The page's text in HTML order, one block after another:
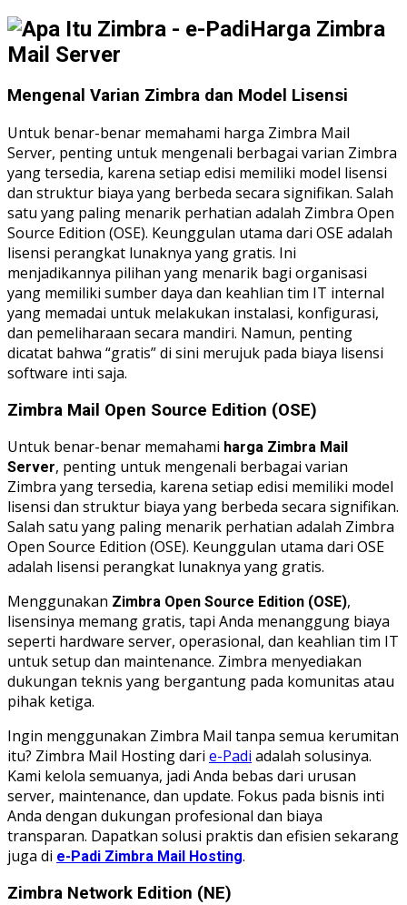
Harga Zimbra
Mail Server
Mengenal Varian Zimbra dan Model Lisensi
Untuk benar-benar memahami harga Zimbra Mail
Server, penting untuk mengenali berbagai varian Zimbra
yang tersedia, karena setiap edisi memiliki model lisensi
dan struktur biaya yang berbeda secara signifikan. Salah
satu yang paling menarik perhatian adalah Zimbra Open
Source Edition (OSE). Keunggulan utama dari OSE adalah
lisensi perangkat lunaknya yang gratis. Ini
menjadikannya pilihan yang menarik bagi organisasi
yang memiliki sumber daya dan keahlian tim IT internal
yang memadai untuk melakukan instalasi, konfigurasi,
dan pemeliharaan secara mandiri. Namun, penting
dicatat bahwa “gratis” di sini merujuk pada biaya lisensi
software inti saja.
Zimbra Mail Open Source Edition (OSE)
Untuk benar-benar memahami harga Zimbra Mail
Server, penting untuk mengenali berbagai varian
Zimbra yang tersedia, karena setiap edisi memiliki model
lisensi dan struktur biaya yang berbeda secara signifikan.
Salah satu yang paling menarik perhatian adalah Zimbra
Open Source Edition (OSE). Keunggulan utama dari OSE
adalah lisensi perangkat lunaknya yang gratis.
Menggunakan Zimbra Open Source Edition (OSE),
lisensinya memang gratis, tapi Anda menanggung biaya
seperti hardware server, operasional, dan keahlian tim IT
untuk setup dan maintenance. Zimbra menyediakan
dukungan teknis yang bergantung pada komunitas atau
pihak ketiga.
Ingin menggunakan Zimbra Mail tanpa semua kerumitan
itu? Zimbra Mail Hosting dari e-Padi adalah solusinya.
Kami kelola semuanya, jadi Anda bebas dari urusan
server, maintenance, dan update. Fokus pada bisnis inti
Anda dengan dukungan profesional dan biaya
transparan. Dapatkan solusi praktis dan efisien sekarang
juga di e-Padi Zimbra Mail Hosting.
Zimbra Network Edition (NE)